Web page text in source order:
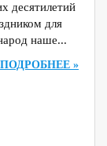
десятилетий
для
наше...
ПОДРОБНЕЕ »